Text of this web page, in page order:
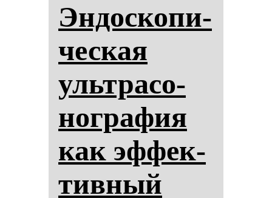
Эн­дос­ко­пи­
чес­кая
ультра­со­
ног­ра­фия
как эф­фек­
тив­ный